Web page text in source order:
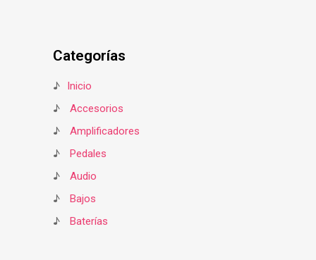
Categorías
♪
Inicio
♪
Accesorios
♪
Amplificadores
♪
Pedales
♪
Audio
♪
Bajos
♪
Baterías